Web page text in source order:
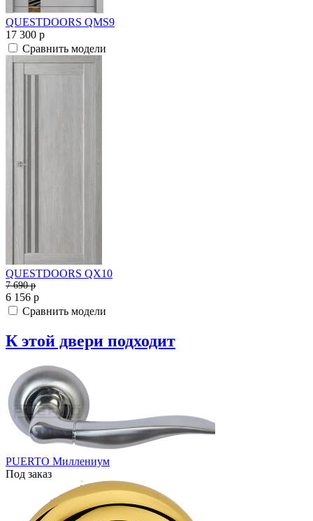
QUESTDOORS QMS9
17 300 p
Сравнить модели
QUESTDOORS QX10
7 690p
6 156 p
Сравнить модели
К этой двери подходит
PUERTO Миллениум
Под заказ